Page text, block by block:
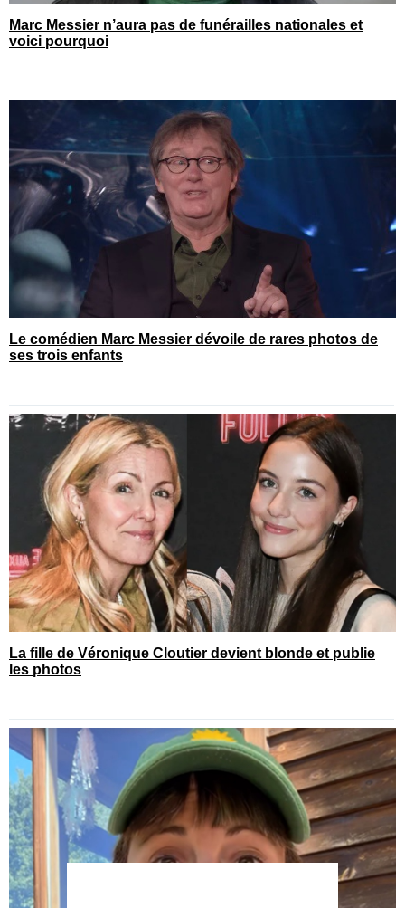
Marc Messier n’aura pas de funérailles nationales et
voici pourquoi
Le comédien Marc Messier dévoile de rares photos de
ses trois enfants
La fille de Véronique Cloutier devient blonde et publie
les photos